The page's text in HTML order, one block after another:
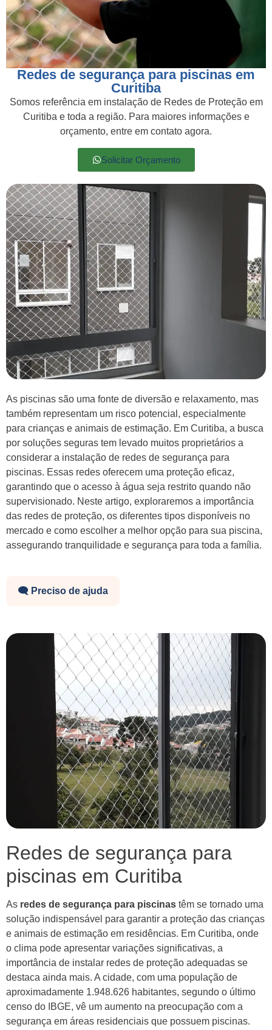
Redes de segurança para piscinas em
Curitiba
Somos referência em instalação de Redes de Proteção em
Curitiba e toda a região. Para maiores informações e
orçamento, entre em contato agora.
Solicitar Orçamento
As piscinas são uma fonte de diversão e relaxamento, mas
também representam um risco potencial, especialmente
para crianças e animais de estimação. Em Curitiba, a busca
por soluções seguras tem levado muitos proprietários a
considerar a instalação de redes de segurança para
piscinas. Essas redes oferecem uma proteção eficaz,
garantindo que o acesso à água seja restrito quando não
supervisionado. Neste artigo, exploraremos a importância
das redes de proteção, os diferentes tipos disponíveis no
mercado e como escolher a melhor opção para sua piscina,
assegurando tranquilidade e segurança para toda a família.
🗨️ Preciso de ajuda
Redes de segurança para
piscinas em Curitiba
As redes de segurança para piscinas têm se tornado uma
solução indispensável para garantir a proteção das crianças
e animais de estimação em residências. Em Curitiba, onde
o clima pode apresentar variações significativas, a
importância de instalar redes de proteção adequadas se
destaca ainda mais. A cidade, com uma população de
aproximadamente 1.948.626 habitantes, segundo o último
censo do IBGE, vê um aumento na preocupação com a
segurança em áreas residenciais que possuem piscinas.